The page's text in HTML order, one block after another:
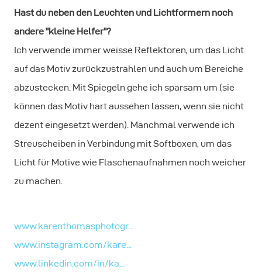
Hast du neben den Leuchten und Lichtformern noch
andere "kleine Helfer"?
Ich verwende immer weisse Reflektoren, um das Licht
auf das Motiv zurückzustrahlen und auch um Bereiche
abzustecken. Mit Spiegeln gehe ich sparsam um (sie
können das Motiv hart aussehen lassen, wenn sie nicht
dezent eingesetzt werden). Manchmal verwende ich
Streuscheiben in Verbindung mit Softboxen, um das
Licht für Motive wie Flaschenaufnahmen noch weicher
zu machen.
www.karenthomasphotogr...
www.instagram.com/kare...
www.linkedin.com/in/ka...